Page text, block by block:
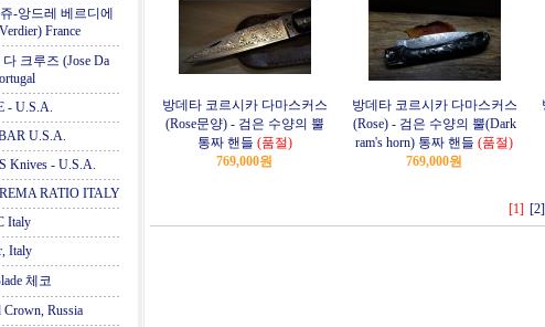
-앙드레 베르디에
France
다 크루즈 (Jose Da
- U.S.A.
U.S.A.
Knives - U.S.A.
RATIO ITALY
Italy
Italy
체코
Crown, Russia
방데타 코르시카 다마스커스
(Rose문양) - 검은 수양의 뿔
통짜 핸들 (품절)
769,000원
방데타 코르시카 다마스커스
(Rose) - 검은 수양의 뿔(Dark
ram's horn) 통짜 핸들 (품절)
769,000원
[1] [2]